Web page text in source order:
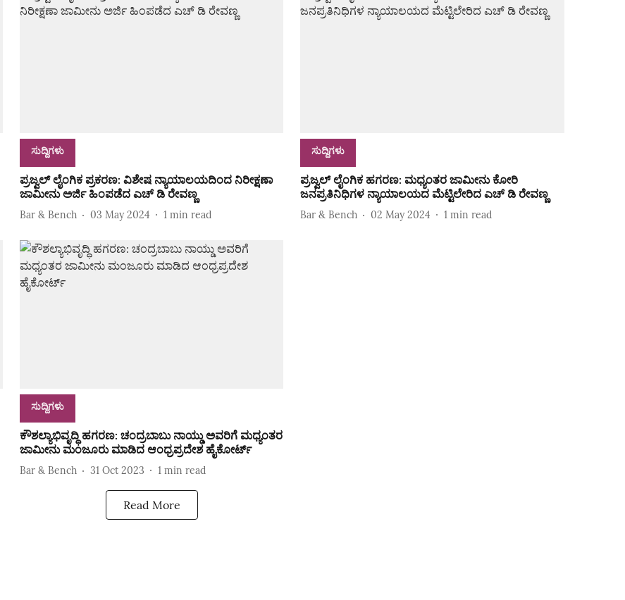
ಸುದ್ದಿಗಳು
ಪ್ರಜ್ವಲ್‌ ಲೈಂಗಿಕ ಪ್ರಕರಣ: ವಿಶೇಷ ನ್ಯಾಯಾಲಯದಿಂದ ನಿರೀಕ್ಷಣಾ
ಜಾಮೀನು ಅರ್ಜಿ ಹಿಂಪಡೆದ ಎಚ್‌ ಡಿ ರೇವಣ್ಣ
Bar & Bench 03 May 2024 1 min read
ಸುದ್ದಿಗಳು
ಪ್ರಜ್ವಲ್‌ ಲೈಂಗಿಕ ಹಗರಣ: ಮಧ್ಯಂತರ ಜಾಮೀನು ಕೋರಿ
ಜನಪ್ರತಿನಿಧಿಗಳ ನ್ಯಾಯಾಲಯದ ಮೆಟ್ಟಿಲೇರಿದ ಎಚ್‌ ಡಿ ರೇವಣ್ಣ
Bar & Bench 02 May 2024 1 min read
ಸುದ್ದಿಗಳು
ಕೌಶಲ್ಯಾಭಿವೃದ್ಧಿ ಹಗರಣ: ಚಂದ್ರಬಾಬು ನಾಯ್ಡು ಅವರಿಗೆ ಮಧ್ಯಂತರ
ಜಾಮೀನು ಮಂಜೂರು ಮಾಡಿದ ಆಂಧ್ರಪ್ರದೇಶ ಹೈಕೋರ್ಟ್
Bar & Bench 31 Oct 2023 1 min read
Read More